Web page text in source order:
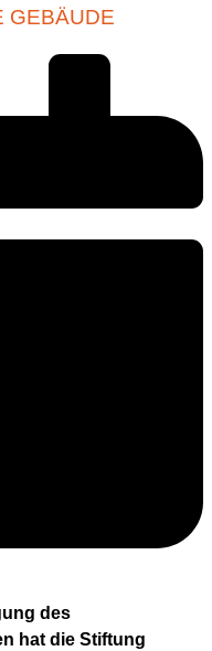
GEBÄUDE
des
hat die Stiftung